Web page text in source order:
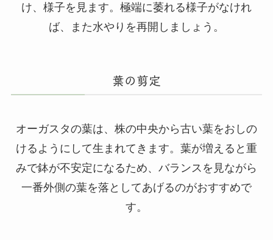
け、様子を見ます。極端に萎れる様子がなけれ
ば、また水やりを再開しましょう。
葉の剪定
オーガスタの葉は、株の中央から古い葉をおしの
けるようにして生まれてきます。葉が増えると重
みで鉢が不安定になるため、バランスを見ながら
一番外側の葉を落としてあげるのがおすすめで
す。